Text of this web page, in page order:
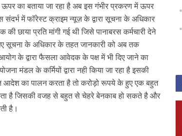
का बताया जा रहा है अब इस गंभीर प्रकरण में ऊपर
संदर्भ में फॉरेस्ट क्राइम न्यूज़ के द्वारा सूचना के अधिकार
छाया प्रति मांगी गई थी जिसे पानाबरस कर्मचारी देने
सूचना के अधिकार के तहत जानकारी को अब तक
के द्वारा फैसला आवेदक के पक्ष में भी दिए जाने का
मंडल के कर्मियों द्वारा नही किया जा रहा है इसकी
आदेश का पालन करता है तो करोड़ो रूपये के हुए एक बहुत
है जिसकी वजह से बहुत से चेहरे बेनकाब हो सकते है और
है।